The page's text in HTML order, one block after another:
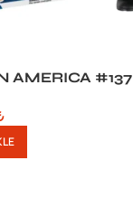
AMERICA #137